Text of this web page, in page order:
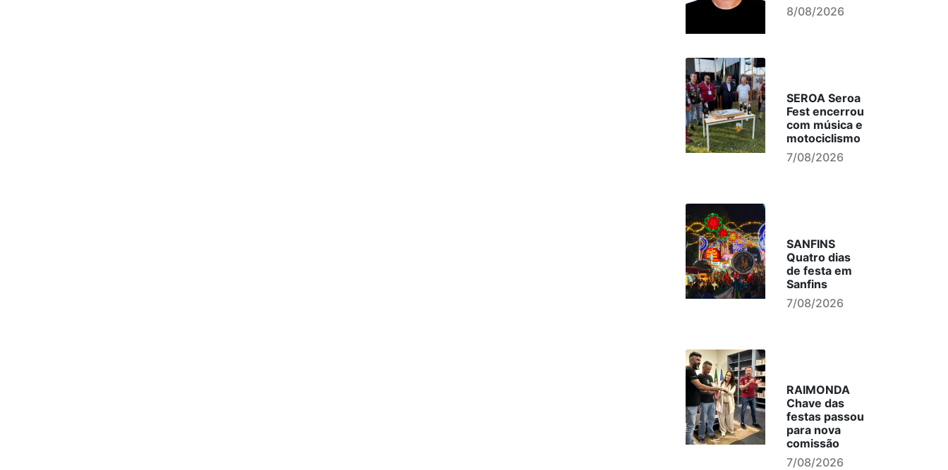
8/08/2026
SEROA Seroa
Fest encerrou
com música e
motociclismo
7/08/2026
SANFINS
Quatro dias
de festa em
Sanfins
7/08/2026
RAIMONDA
Chave das
festas passou
para nova
comissão
7/08/2026